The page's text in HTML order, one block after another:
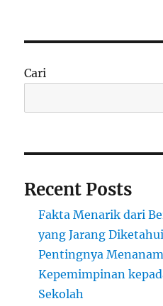
Cari
Recent Posts
Fakta Menarik dari
yang Jarang Diketahui
Pentingnya
Kepemimpinan
Sekolah